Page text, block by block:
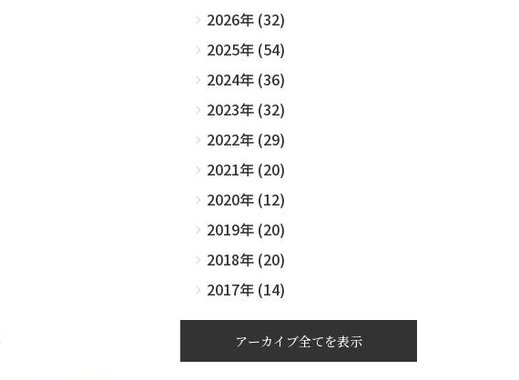
2026年 (32)
2025年 (54)
2024年 (36)
2023年 (32)
2022年 (29)
2021年 (20)
2020年 (12)
2019年 (20)
2018年 (20)
2017年 (14)
アーカイブ全てを表示